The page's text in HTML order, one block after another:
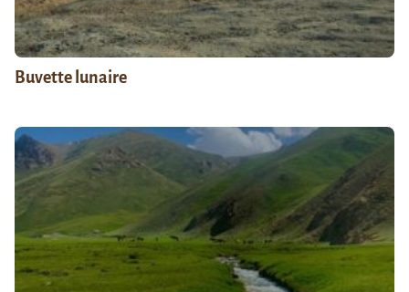
Buvette lunaire